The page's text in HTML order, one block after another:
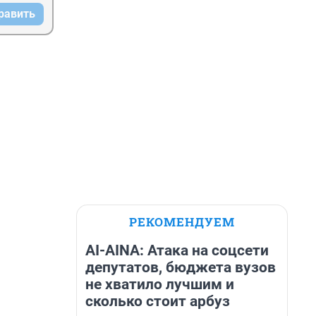
РЕКОМЕНДУЕМ
AI-AINA: Атака на соцсети
депутатов, бюджета вузов
не хватило лучшим и
сколько стоит арбуз